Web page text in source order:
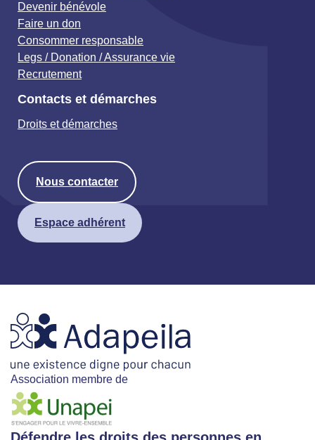
Devenir bénévole
Faire un don
Consommer responsable
Legs / Donation / Assurance vie
Recrutement
Contacts et démarches
Droits et démarches
Nous contacter
Espace adhérent
Association membre de